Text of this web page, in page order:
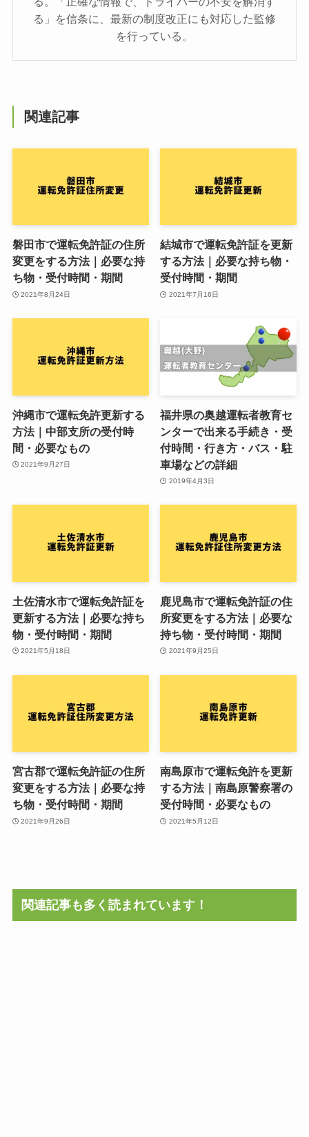
る」を信条に、最新の制度改正にも対応した監修
を行っている。
関連記事
磐田市で運転免許証の住所
変更をする方法｜必要な持
ち物・受付時間・期間
2021年8月24日
結城市で運転免許証を更新
する方法｜必要な持ち物・
受付時間・期間
2021年7月16日
沖縄市で運転免許更新する
方法｜中部支所の受付時
間・必要なもの
2021年9月27日
福井県の奥越運転者教育セ
ンターで出来る手続き・受
付時間・行き方・バス・駐
車場などの詳細
2019年4月3日
土佐清水市で運転免許証を
更新する方法｜必要な持ち
物・受付時間・期間
2021年5月18日
鹿児島市で運転免許証の住
所変更をする方法｜必要な
持ち物・受付時間・期間
2021年9月25日
宮古郡で運転免許証の住所
変更をする方法｜必要な持
ち物・受付時間・期間
2021年9月26日
南島原市で運転免許を更新
する方法｜南島原警察署の
受付時間・必要なもの
2021年5月12日
関連記事も多く読まれています！